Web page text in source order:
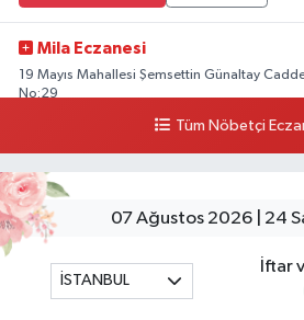
Mila Eczanesi
19 Mayıs Mahallesi Şemsettin Günaltay
No:29
Yol Tarifi Al
Kasımpaşa Eczanesi
Yahya Kahya Mahallesi Kasımpaşa Bostanı
Satan Dükkanların Olduğu Caddede
0 (212) 253 77 44
Tüm Nöbetçi
07 Ağustos 2026 | 24
İSTANBUL
İftar